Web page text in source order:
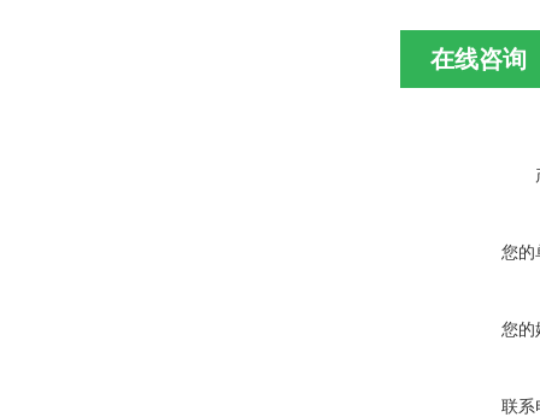
在线咨询
您的
您的
联系